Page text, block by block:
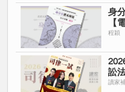
身
【
程穎
訟
讀家